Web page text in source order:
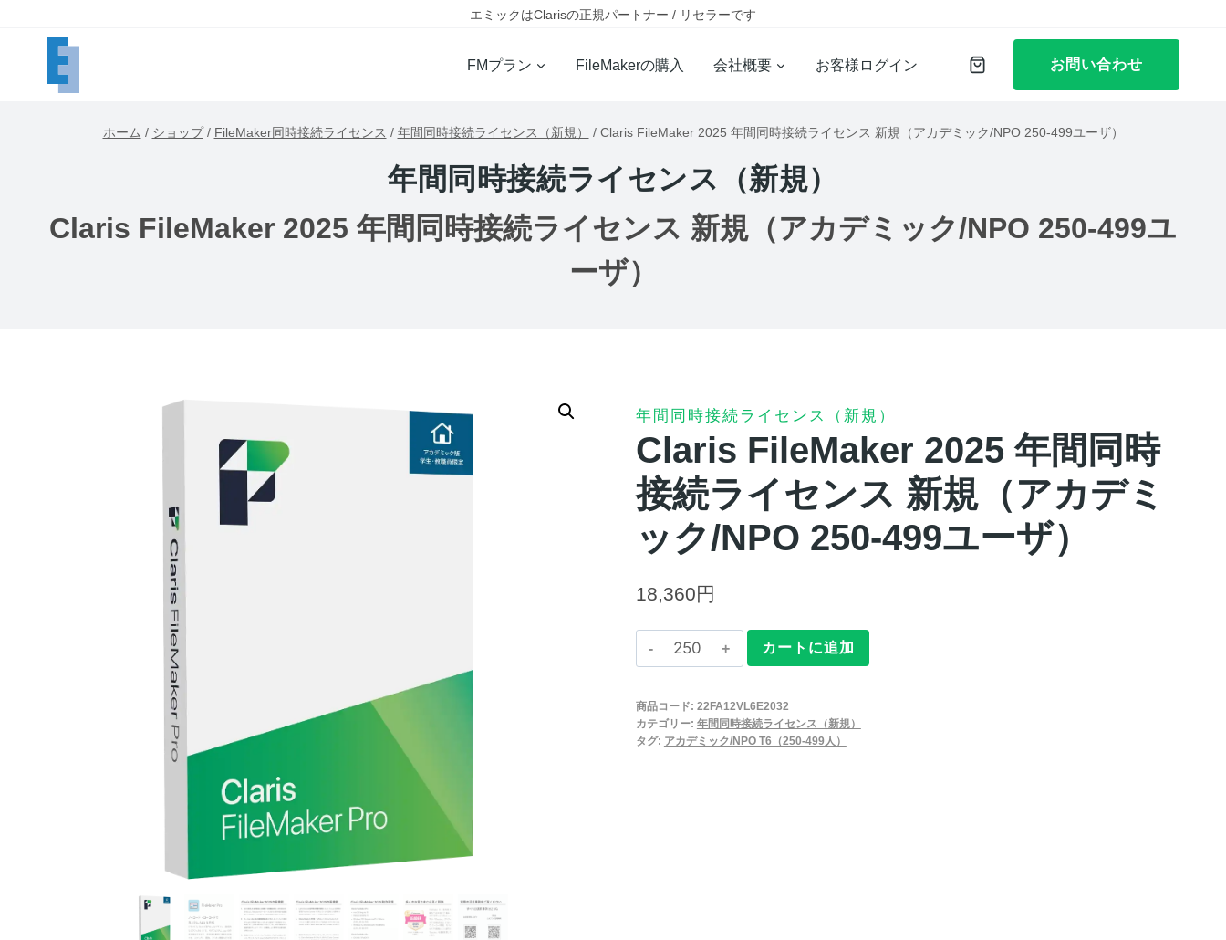
エミックはClarisの正規パートナー / リセラーです
FMプラン FileMakerの購入 会社概要 お客様ログイン お問い合わせ
ホーム / ショップ / FileMaker同時接続ライセンス / 年間同時接続ライセンス（新規） / Claris FileMaker 2025 年間同時接続ライセンス 新規（アカデミック/NPO 250-499ユーザ）
年間同時接続ライセンス（新規）
Claris FileMaker 2025 年間同時接続ライセンス 新規（アカデミック/NPO 250-499ユ
ーザ）
年間同時接続ライセンス（新規）
Claris FileMaker 2025 年間同時
接続ライセンス 新規（アカデミ
ック/NPO 250-499ユーザ）
18,360円
Claris
FileMaker
年
間
カートに追加
商品コード: 22FA12VL6E2032
カテゴリー: 年間同時接続ライセンス（新規）
タグ: アカデミック/NPO T6（250-499人）